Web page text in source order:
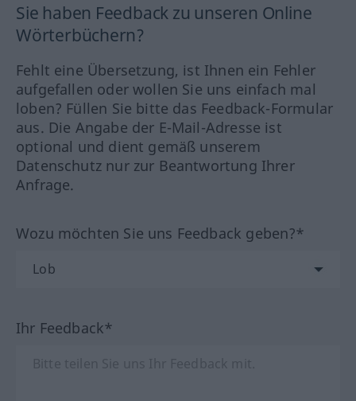
Sie haben Feedback zu unseren Online
Wörterbüchern?
Fehlt eine Übersetzung, ist Ihnen ein Fehler
aufgefallen oder wollen Sie uns einfach mal
loben? Füllen Sie bitte das Feedback-Formular
aus. Die Angabe der E-Mail-Adresse ist
optional und dient gemäß unserem
Datenschutz nur zur Beantwortung Ihrer
Anfrage.
Wozu möchten Sie uns Feedback geben?*
Ihr Feedback*